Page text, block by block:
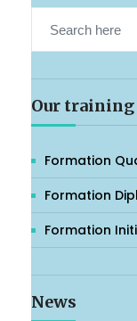
Our training
Formation
Formation
Formation
News